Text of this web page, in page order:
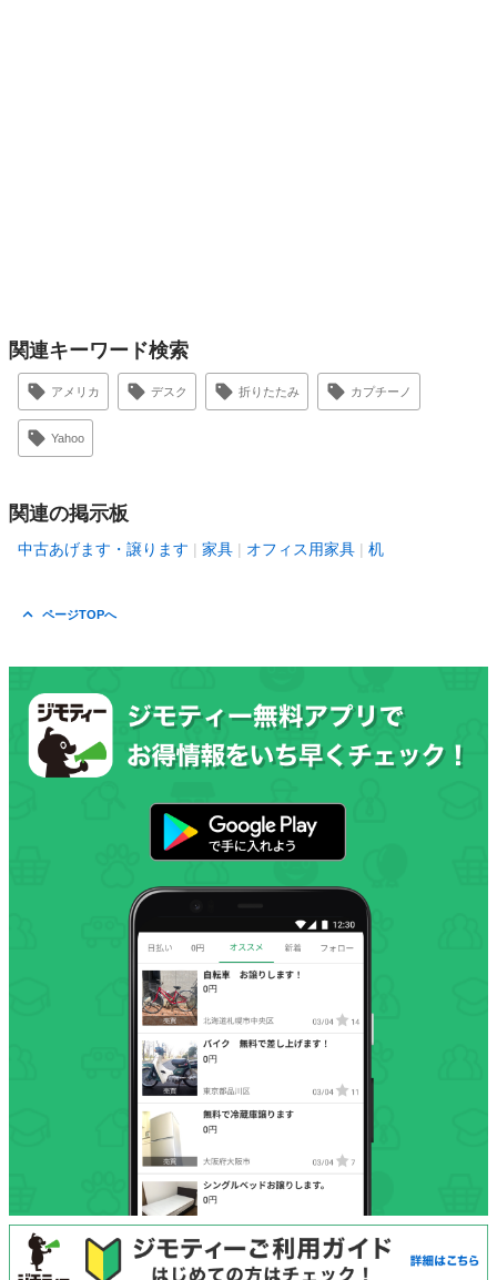
関連キーワード検索
アメリカ デスク 折りたたみ カプチーノ
Yahoo
関連の掲示板
中古あげます・譲ります 家具 オフィス用家具 机
ページTOPへ